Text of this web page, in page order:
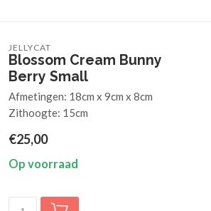
JELLYCAT
Blossom Cream Bunny
Berry Small
Afmetingen: 18cm x 9cm x 8cm
Zithoogte: 15cm
€25,00
Op voorraad